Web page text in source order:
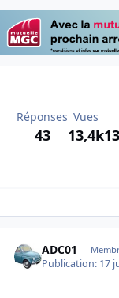
Réponses
43
Vues
13,4k
ADC01
Publication: 17